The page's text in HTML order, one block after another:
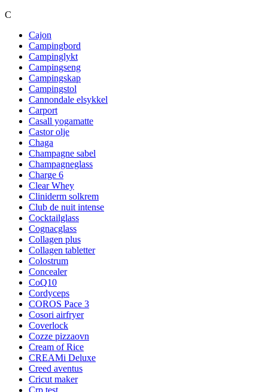
C
Cajon
Campingbord
Campinglykt
Campingseng
Campingskap
Campingstol
Cannondale elsykkel
Carport
Casall yogamatte
Castor olje
Chaga
Champagne sabel
Champagneglass
Charge 6
Clear Whey
Cliniderm solkrem
Club de nuit intense
Cocktailglass
Cognacglass
Collagen plus
Collagen tabletter
Colostrum
Concealer
CoQ10
Cordyceps
COROS Pace 3
Cosori airfryer
Coverlock
Cozze pizzaovn
Cream of Rice
CREAMi Deluxe
Creed aventus
Cricut maker
Crp test